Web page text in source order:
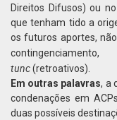
Direitos Difusos) ou
que tenham tido a
os futuros aportes,
tunc(retroativos).
Em outras palavras, a
condenações em
duas possíveis